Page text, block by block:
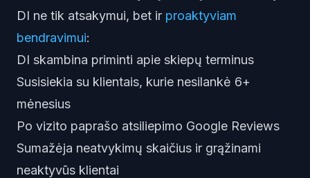
DI ne tik atsakymui, bet ir proaktyviam
bendravimui:
DI skambina priminti apie skiepų terminus
Susisiekia su klientais, kurie nesilankė 6+
mėnesius
Po vizito paprašo atsiliepimo Google Reviews
Sumažėja neatvykimų skaičius ir grąžinami
neaktyvūs klientai